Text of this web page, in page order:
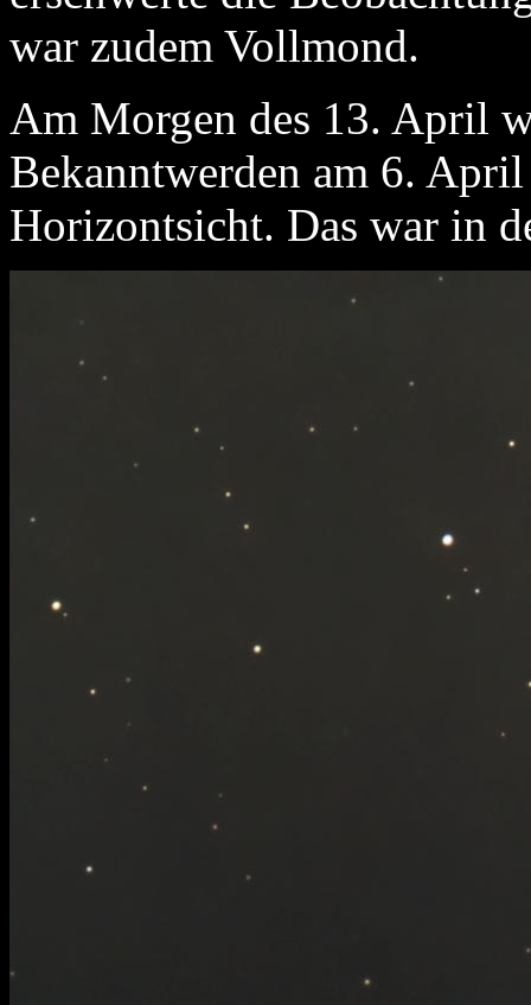
war zudem Vollmond.
Am Morgen des 13. April
Bekanntwerden am 6.
Horizontsicht. Das war in